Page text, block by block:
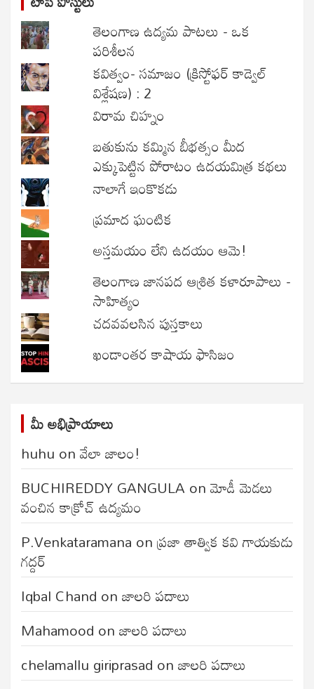
తెలంగాణ ఉద్యమ పాటలు - ఒక
పరిశీలన
కవిత్వం- సమాజం (క్రిస్టోఫర్ కాడ్వెల్
విశ్లేషణ) : 2
విరామ చిహ్నం
బతుకును కమ్మిన బీభత్సం మీద
ఎక్కుపెట్టిన పోరాటం ఉదయమిత్ర కథలు
నాలాగే ఇంకొకడు
ప్రమాద ఘంటిక
అస్తమయం లేని ఉదయం ఆమె!
తెలంగాణ జానపద ఆశ్రిత కళారూపాలు -
సాహిత్యం
చదవవలసిన పుస్తకాలు
ఖండాంతర కాషాయ ఫాసిజం
మీ అభిప్రాయాలు
huhu onవేలా జాలం!
BUCHIREDDY GANGULA onమోడీ మెడలు
వంచిన కాక్రోచ్ ఉద్యమం
P.Venkataramana onప్రజా తాత్విక కవి గాయకుడు
గద్దర్
Iqbal Chand onజాలరి పదాలు
Mahamood onజాలరి పదాలు
chelamallu giriprasad onజాలరి పదాలు